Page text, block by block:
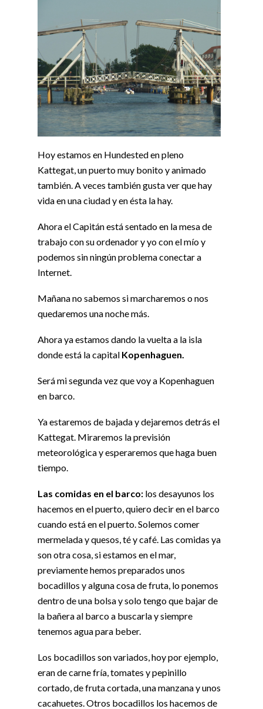
Hoy estamos en Hundested en pleno
Kattegat, un puerto muy bonito y animado
también. A veces también gusta ver que hay
vida en una ciudad y en ésta la hay.
Ahora el Capitán está sentado en la mesa de
trabajo con su ordenador y yo con el mío y
podemos sin ningún problema conectar a
Internet.
Mañana no sabemos si marcharemos o nos
quedaremos una noche más.
Ahora ya estamos dando la vuelta a la isla
donde está la capital Kopenhaguen.
Será mi segunda vez que voy a Kopenhaguen
en barco.
Ya estaremos de bajada y dejaremos detrás el
Kattegat. Miraremos la previsión
meteorológica y esperaremos que haga buen
tiempo.
Las comidas en el barco: los desayunos los
hacemos en el puerto, quiero decir en el barco
cuando está en el puerto. Solemos comer
mermelada y quesos, té y café. Las comidas ya
son otra cosa, si estamos en el mar,
previamente hemos preparados unos
bocadillos y alguna cosa de fruta, lo ponemos
dentro de una bolsa y solo tengo que bajar de
la bañera al barco a buscarla y siempre
tenemos agua para beber.
Los bocadillos son variados, hoy por ejemplo,
eran de carne fría, tomates y pepinillo
cortado, de fruta cortada, una manzana y unos
cacahuetes. Otros bocadillos los hacemos de